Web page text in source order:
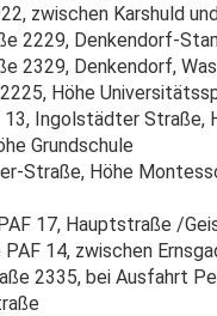
zwischen Karshuld
2229, Denkendorf-
2329, Denkendorf,
Höhe
Ingolstädter Straße,
Grundschule
Straße, Höhe
17, Hauptstraße /
14, zwischen
2335, bei Ausfahrt